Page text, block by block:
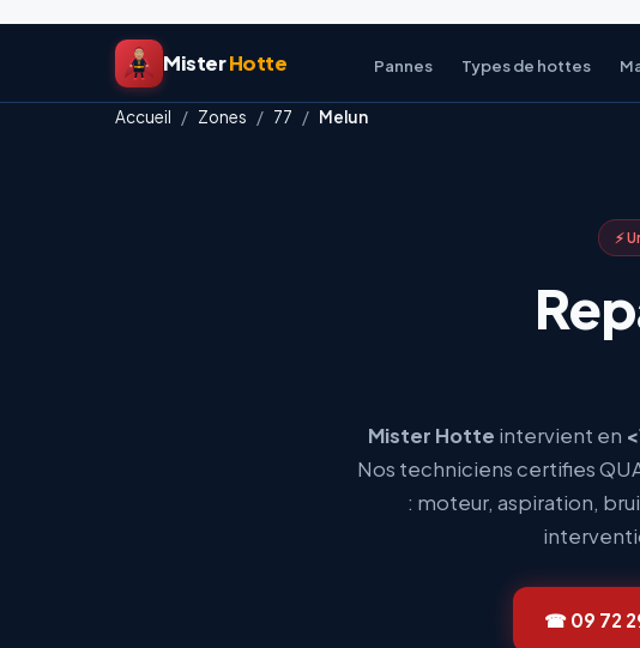
contenu
MisterHotte Pannes Types de hottes
Accueil / Zones / 77 / Melun
⚡
Mister Hotte intervient en
Nos techniciens certifies
: moteur, aspiration,
☎ 09 72